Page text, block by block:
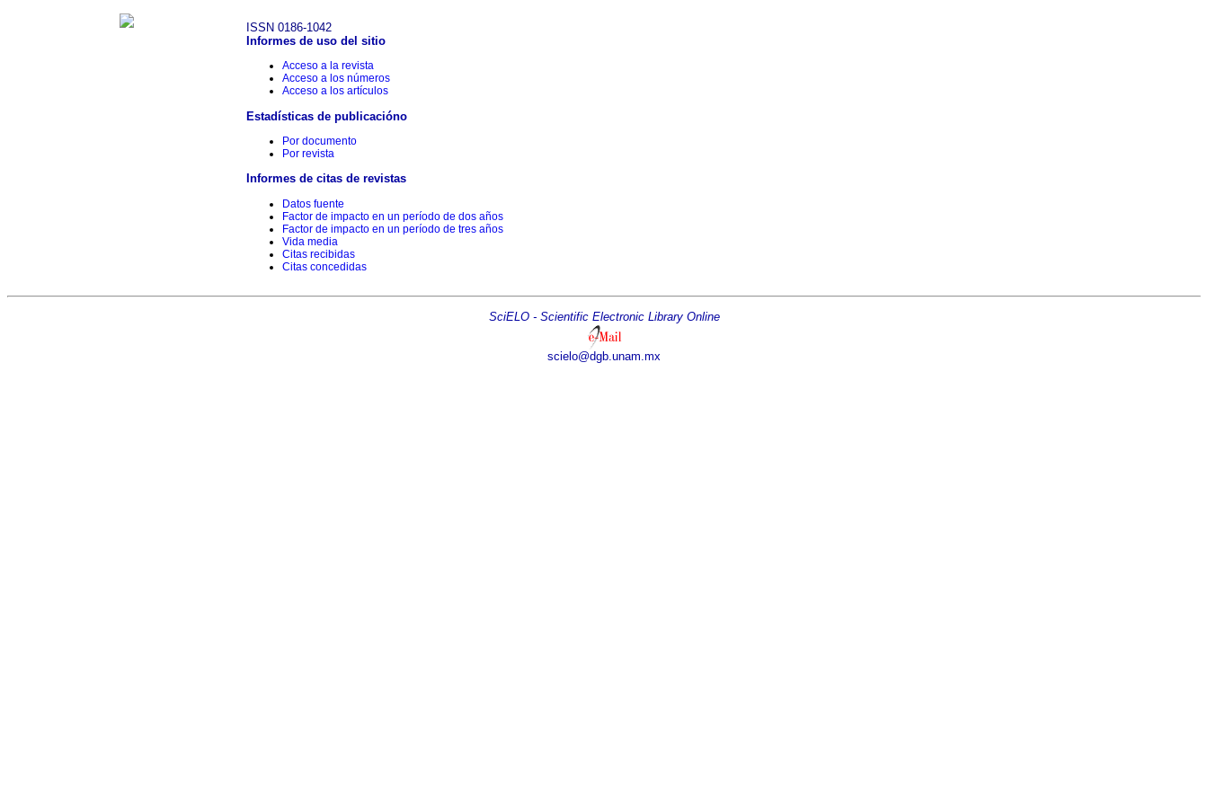
ISSN 0186-1042
Informes de uso del sitio
Acceso a la revista
Acceso a los números
Acceso a los artículos
Estadísticas de publicacióno
Por documento
Por revista
Informes de citas de revistas
Datos fuente
Factor de impacto en un período de dos años
Factor de impacto en un período de tres años
Vida media
Citas recibidas
Citas concedidas
SciELO - Scientific Electronic Library Online
scielo@dgb.unam.mx